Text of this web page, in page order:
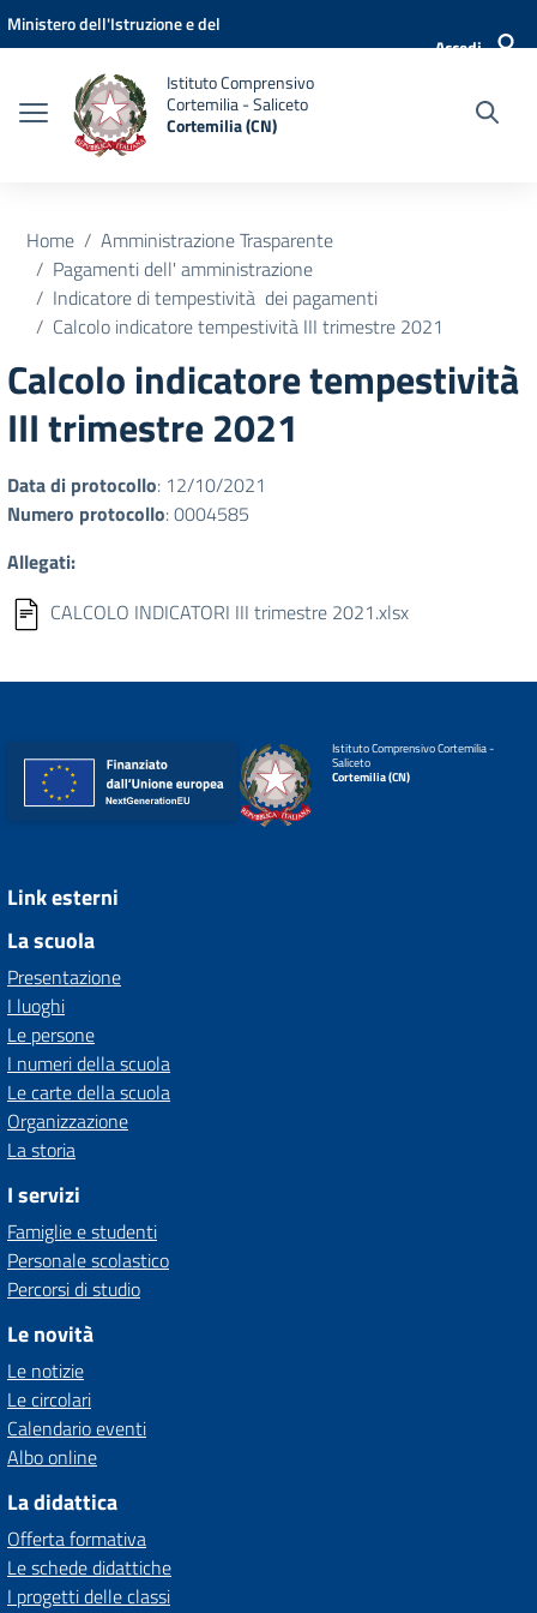
Vai ai contenuti
Vai al menu di navigazione
Vai al footer
Ministero dell'Istruzione e del
Accedi
Istituto Comprensivo
Cortemilia - Saliceto
Cortemilia (CN)
Home
Amministrazione Trasparente
Pagamenti dell' amministrazione
Indicatore di tempestività dei pagamenti
Calcolo indicatore tempestività III trimestre 2021
Calcolo indicatore tempestività
III trimestre 2021
Data di protocollo: 12/10/2021
Numero protocollo: 0004585
Allegati:
CALCOLO INDICATORI III trimestre 2021.xlsx
Istituto Comprensivo Cortemilia -
Saliceto
Cortemilia (CN)
Link esterni
La scuola
Presentazione
I luoghi
Le persone
I numeri della scuola
Le carte della scuola
Organizzazione
La storia
I servizi
Famiglie e studenti
Personale scolastico
Percorsi di studio
Le novità
Le notizie
Le circolari
Calendario eventi
Albo online
La didattica
Offerta formativa
Le schede didattiche
I progetti delle classi